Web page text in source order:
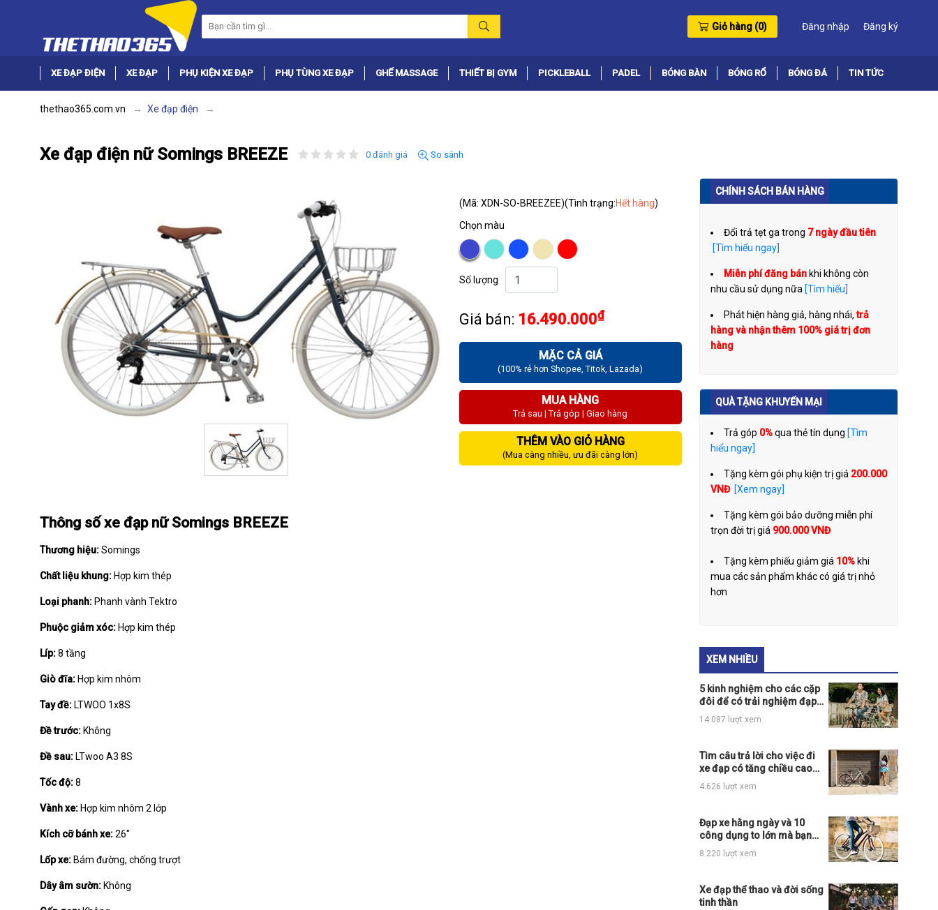
Giỏ hàng (0) Đăng nhập Đăng ký
XE ĐẠP ĐIỆN XE ĐẠP PHỤ KIỆN XE ĐẠP PHỤ TÙNG XE ĐẠP GHẾ MASSAGE THIẾT BỊ GYM PICKLEBALL PADEL BÓNG BÀN BÓNG RỔ BÓNG ĐÁ TIN TỨC
thethao365.com.vn Xe đạp điện
Xe đạp điện nữ Somings BREEZE 0 đánh giá So sánh
(Mã: XDN-SO-BREEZEE)(Tình trạng:Hết hàng)
Chọn màu
Số lượng
Giá bán: 16.490.000₫
MẶC CẢ GIÁ
(100% rẻ hơn Shopee, Titok, Lazada)
MUA HÀNG
Trả sau | Trả góp | Giao hàng
THÊM VÀO GIỎ HÀNG
(Mua càng nhiều, ưu đãi càng lớn)
Thông số xe đạp nữ Somings BREEZE
Thương hiệu:Somings
Chất liệu khung: Hợp kim thép
Loại phanh: Phanh vành Tektro
Phuộc giảm xóc: Hợp kim thép
Líp:8 tầng
Giò đĩa: Hợp kim nhôm
Tay đề: LTWOO 1x8S
Đề trước: Không
Đề sau: LTwoo A3 8S
Tốc độ:8
Vành xe: Hợp kim nhôm 2 lớp
Kích cỡ bánh xe:26"
Lốp xe: Bám đường, chống trượt
Dây âm sườn: Không
CHÍNH SÁCH BÁN HÀNG
Đổi trả tẹt ga trong 7 ngày đầu tiên
[Tìm hiểu ngay]
Miễn phí đăng bán khi không còn
nhu cầu sử dụng nữa [Tìm hiểu]
Phát hiện hàng giả, hàng nhái,trả
hàng và nhận thêm 100% giá trị đơn
hàng
QUÀ TẶNG KHUYẾN MẠI
Trả góp 0%qua thẻ tín dụng [Tìm
hiểu ngay]
Tặng kèm gói phụ kiện trị giá 200.000
VNĐ [Xem ngay]
Tặng kèm gói bảo dưỡng miễn phí
trọn đời trị giá 900.000 VNĐ
Tặng kèm phiếu giảm giá 10% khi
mua các sản phẩm khác có giá trị nhỏ
hơn
XEM NHIỀU
5 kinh nghiệm cho các cặp
đôi để có trải nghiệm đạp
xe thú vị nhất
14.087 lượt xem
Tìm câu trả lời cho việc đi
xe đạp có tăng chiều cao
không?
4.626 lượt xem
Đạp xe hằng ngày và 10
công dụng to lớn mà bạn
có thể chưa biết
8.220 lượt xem
Xe đạp thể thao và đời sống
tinh thần